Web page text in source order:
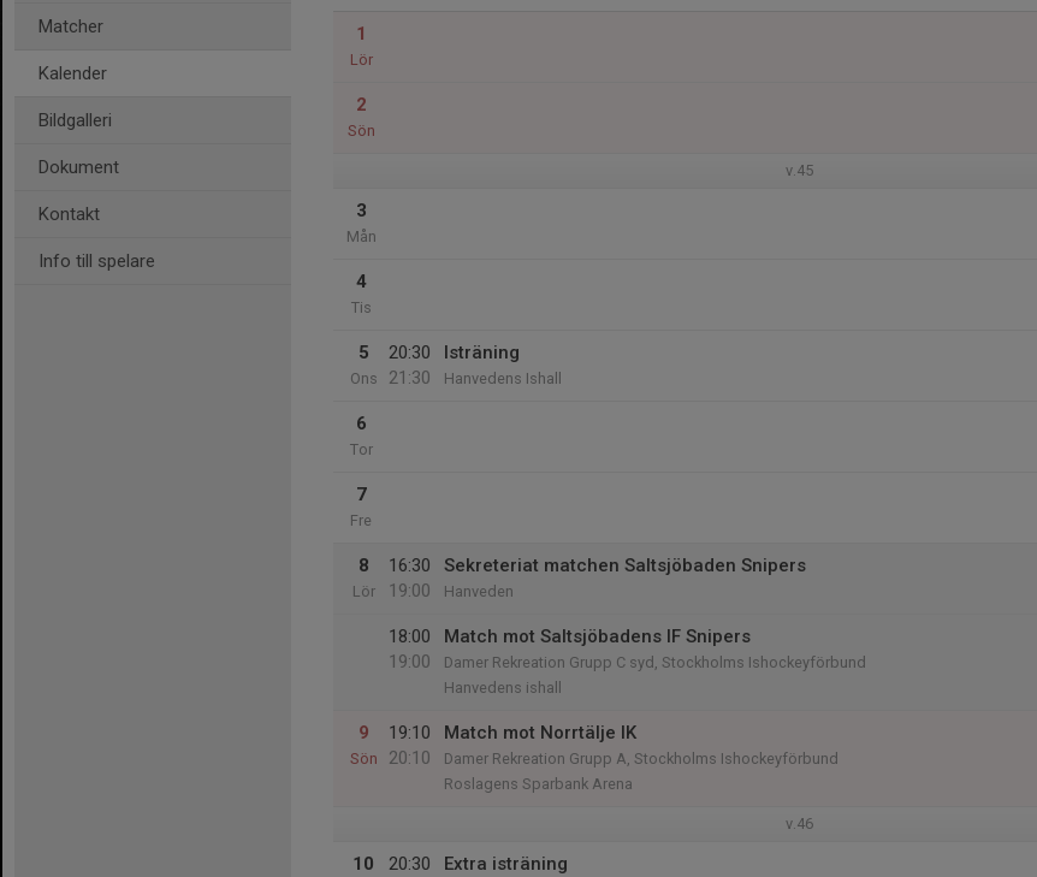
Matcher
Kalender
Bildgalleri
Dokument
Kontakt
Info till spelare
1
Lör
2
Sön
v.45
3
Mån
4
Tis
5
Ons
20:30
21:30
Isträning
Hanvedens Ishall
6
Tor
7
Fre
8
Lör
16:30
19:00
Sekreteriat matchen Saltsjöbaden Snipers
Hanveden
18:00
19:00
Match mot Saltsjöbadens IF Snipers
Damer Rekreation Grupp C syd, Stockholms Ishockeyförbund
Hanvedens ishall
9
Sön
19:10
20:10
Match mot Norrtälje IK
Damer Rekreation Grupp A, Stockholms Ishockeyförbund
Roslagens Sparbank Arena
v.46
10
20:30
Extra isträning